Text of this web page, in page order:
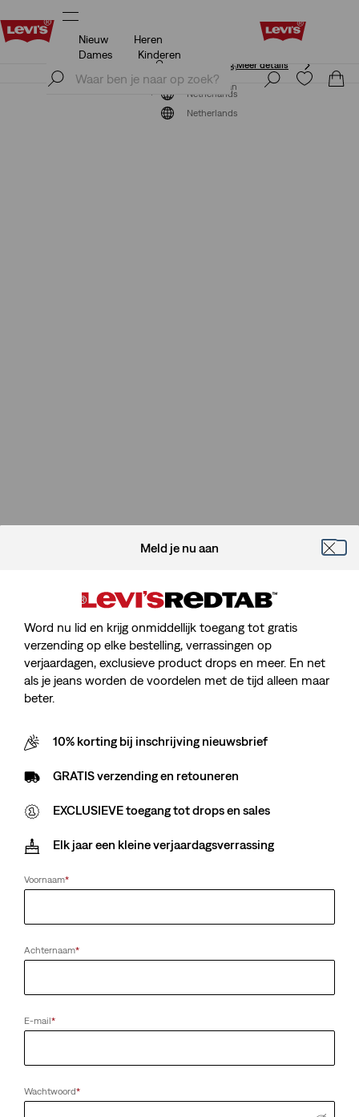
Unidays: Studenten krijgen 20% korting
Meld je nu aan
Netherlands
Nieuw
Heren
Dames
Kinderen
Unidays: Studenten krijgen 20% kortingMeer details
Meld je nu aan
Netherlands
Sorry, We Kunnen De Pagina Die
Sorry voor het ongemak. Probeer het later nog eens.
Meld je nu aan
Word nu lid en krijg onmiddellijk toegang tot gratis
verzending op elke bestelling, verrassingen op
verjaardagen, exclusieve product drops en meer. En net
als je jeans worden de voordelen met de tijd alleen maar
beter.
10% korting bij inschrijving nieuwsbrief
GRATIS verzending en retouneren
EXCLUSIEVE toegang tot drops en sales
Elk jaar een kleine verjaardagsverrassing
Voornaam*
Achternaam*
E-mail*
Wachtwoord*